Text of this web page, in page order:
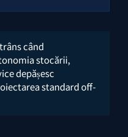
când
stocării,
depășesc
standard off-